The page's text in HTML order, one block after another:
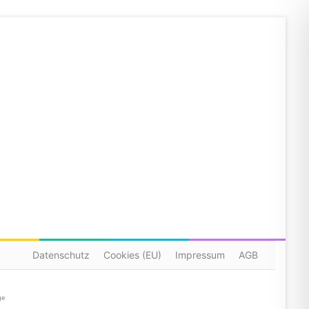
Datenschutz Cookies (EU) Impressum AGB